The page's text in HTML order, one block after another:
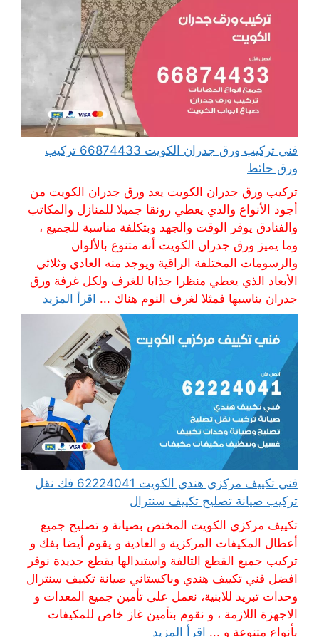
فني تركيب ورق جدران الكويت 66874433 تركيب
ورق حائط
تركيب ورق جدران الكويت يعد ورق جدران الكويت من
أجود الأنواع والذي يعطي رونقا جميلا للمنازل والمكاتب
والفنادق يوفر الوقت والجهد وبتكلفة مناسبة للجميع ،
وما يميز ورق جدران الكويت أنه متنوع بالألوان
والرسومات المختلفة الراقية ويوجد منه العادي وثلاثي
الأبعاد الذي يعطي منظرا جذابا للغرف ولكل غرفة ورق
جدران يناسبها فمثلا لغرف النوم هناك ... اقرأ المزيد
فني تكييف مركزي هندي الكويت 62224041 فك نقل
تركيب صيانة تصليح تكييف سنترال
تكييف مركزي الكويت المختص بصيانة و تصليح جميع
أعطال المكيفات المركزية و العادية و يقوم أيضا بفك و
تركيب جميع القطع التالفة واستبدالها بقطع جديدة نوفر
افضل فني تكييف هندي وباكستاني صيانة تكييف سنترال
وحدات تبريد للابنية، نعمل على تأمين جميع المعدات و
الاجهزة اللازمة ، و نقوم بتأمين غاز خاص للمكيفات
بأنواع متنوعة و ... اقرأ المزيد